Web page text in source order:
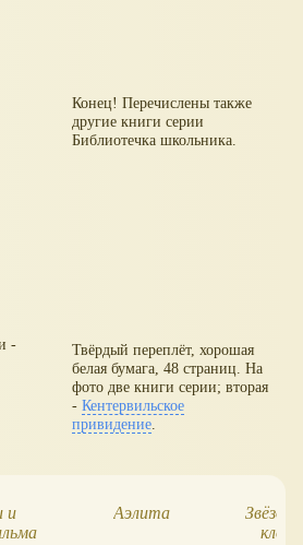
Конец! Перечислены также
другие книги серии
Библиотечка школьника.
-
Твёрдый переплёт, хорошая
белая бумага, 48 страниц. На
фото две книги серии; вторая
-Кентервильское
привидение
и
Аэлита